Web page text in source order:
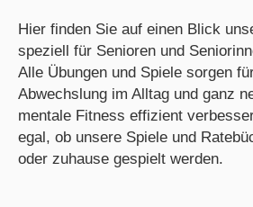
Hier finden Sie auf einen Blick
speziell für Senioren und
Alle Übungen und Spiele sorgen
Abwechslung im Alltag und ganz
mentale Fitness effizient
egal, ob unsere Spiele und
oder zuhause gespielt werden.